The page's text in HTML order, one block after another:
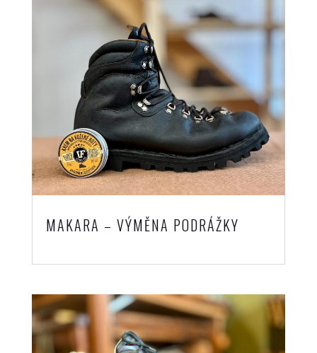
MAKARA – VÝMĚNA PODRÁŽKY